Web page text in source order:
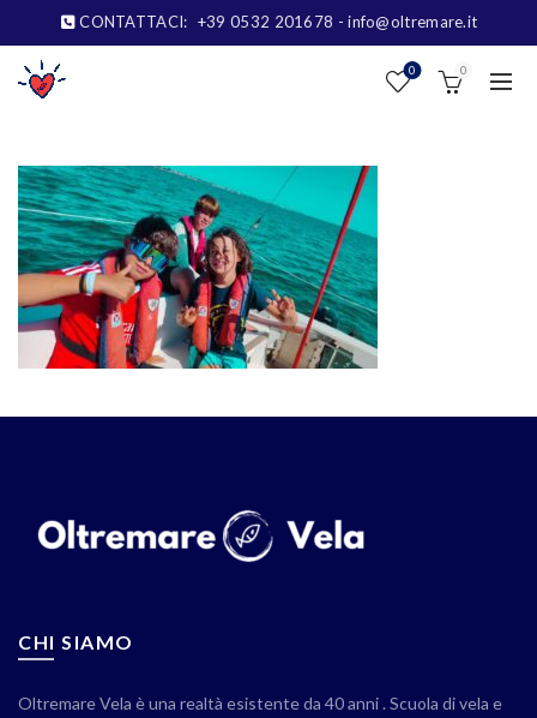
CONTATTACI: +39 0532 201678 - info@oltremare.it
0 0
CHI SIAMO
Oltremare Vela è una realtà esistente da 40 anni . Scuola di vela e